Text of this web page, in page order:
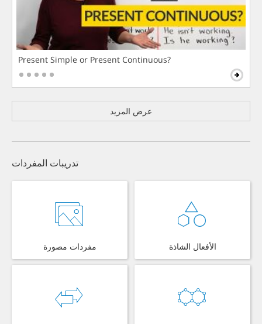
Present Simple or Present Continuous?
عرض المزيد
تدريبات المفردات
مفردات مصورة الأفعال الشاذة